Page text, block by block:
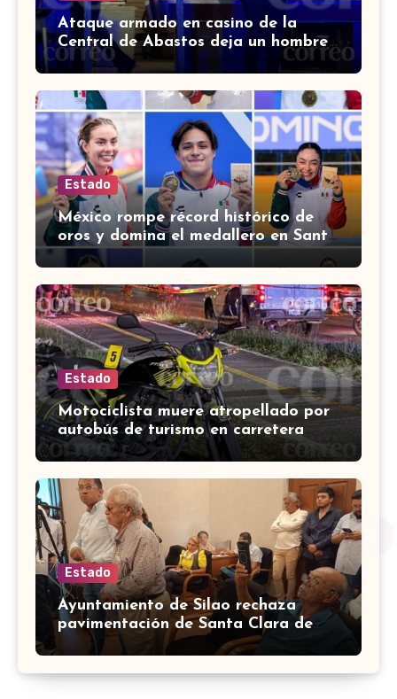
Ataque armado en casino de la
Central de Abastos deja un hombre
muerto en León
Estado
México rompe récord histórico de
oros y domina el medallero en Santo
Domingo 2026
Estado
Motociclista muere atropellado por
autobús de turismo en carretera
León-San Francisco del Rincón
Estado
Ayuntamiento de Silao rechaza
pavimentación de Santa Clara de
Marines